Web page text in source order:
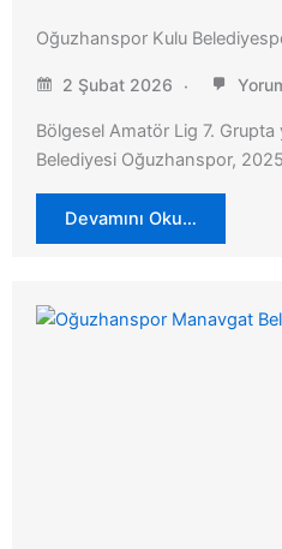
Oğuzhanspor Kulu
2 Şubat 2026
Bölgesel Amatör Lig 7.
Belediyesi Oğuzhanspor,
Devamını Oku…